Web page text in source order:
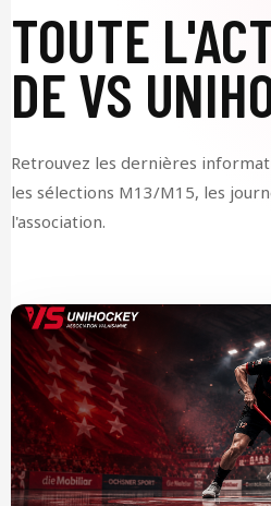
TOUTE
DE VS
Retrouvez les dernières
les sélections M13/M15, les
l'association.